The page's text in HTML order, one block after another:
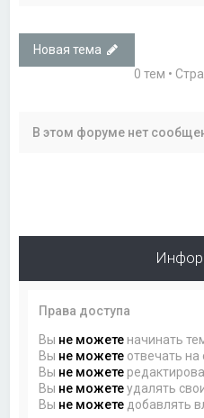
Новая тема
0 тем •
В этом форуме нет
Права доступа
Вы не можете начинать
Вы не можете отвечать
Вы не можете
Вы не можетеудалять
Вы не можете добавлять